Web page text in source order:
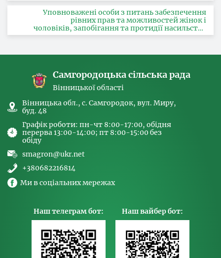
Уповноважені особи з питань забезпечення
рівних прав та можливостей жінок і
чоловіків, запобігання та протидії насильству
за ознакою статі, з питань здійснення заходів,
Самгородоцька сільська рада
Вінницької області
Вінницька обл., с. Самгородок, вул. Миру,
буд. 48
Графік роботи: пн-чт 8:00-17:00, обідня
перерва 13:00-14:00; пт 8:00-15:00 без
обіду
smagron@ukr.net
+380682216814
Ми в соціальних мережах
Наш телеграм бот: Наш вайбер бот: